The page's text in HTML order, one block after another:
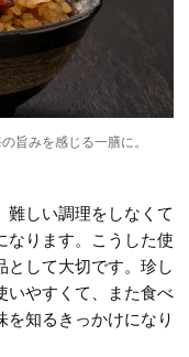
旨みを感じる一膳に。
難しい調理をしなくて
なります。こうした使
として大切です。珍し
いやすくて、また食べ
を知るきっかけになり